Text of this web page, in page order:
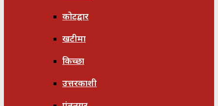
कोटद्वार
खटीमा
किच्छा
उत्तरकाशी